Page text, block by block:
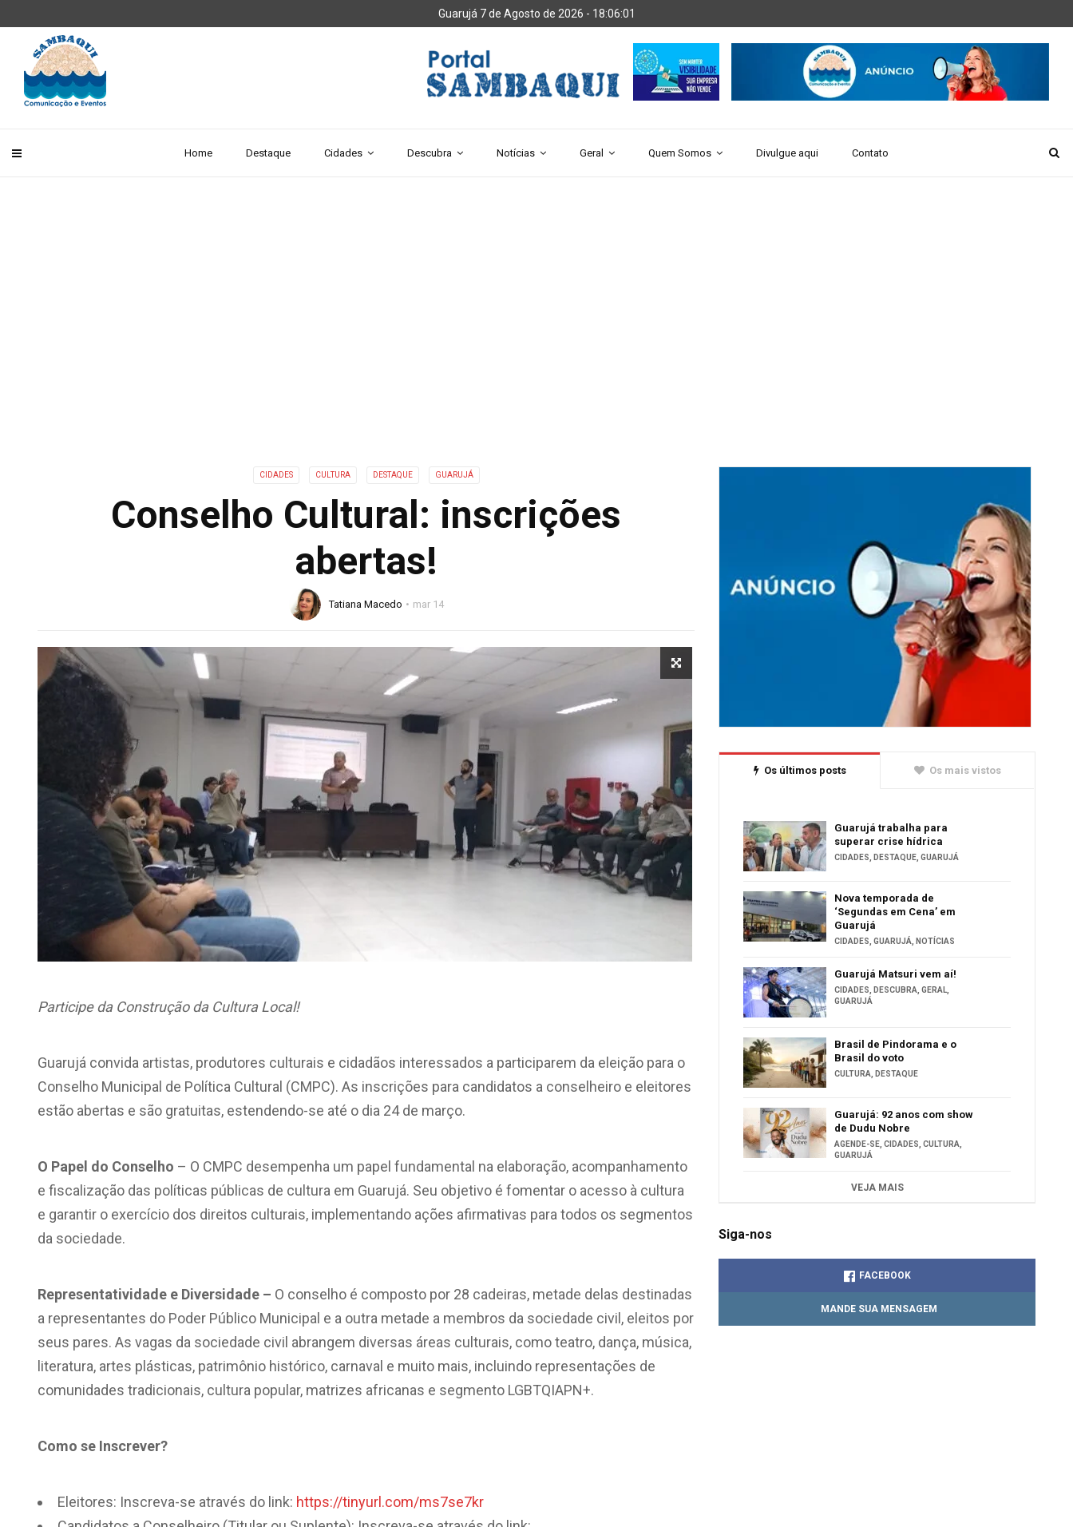
Guarujá 7 de Agosto de 2026 - 18:06:04
Home Destaque Cidades Descubra Notícias Geral Quem Somos Divulgue aqui Contato
CIDADES CULTURA DESTAQUE GUARUJÁ
Conselho Cultural: inscrições
abertas!
Tatiana Macedo mar 14
Participe da Construção da Cultura Local!
Guarujá convida artistas, produtores culturais e cidadãos interessados a participarem da eleição para o
Conselho Municipal de Política Cultural (CMPC). As inscrições para candidatos a conselheiro e eleitores
estão abertas e são gratuitas, estendendo-se até o dia 24 de março.
O Papel do Conselho – O CMPC desempenha um papel fundamental na elaboração, acompanhamento
e fiscalização das políticas públicas de cultura em Guarujá. Seu objetivo é fomentar o acesso à cultura
e garantir o exercício dos direitos culturais, implementando ações afirmativas para todos os segmentos
da sociedade.
Representatividade e Diversidade – O conselho é composto por 28 cadeiras, metade delas destinadas
a representantes do Poder Público Municipal e a outra metade a membros da sociedade civil, eleitos por
seus pares. As vagas da sociedade civil abrangem diversas áreas culturais, como teatro, dança, música,
literatura, artes plásticas, patrimônio histórico, carnaval e muito mais, incluindo representações de
comunidades tradicionais, cultura popular, matrizes africanas e segmento LGBTQIAPN+.
Como se Inscrever?
Eleitores: Inscreva-se através do link: https://tinyurl.com/ms7se7kr
Os últimos posts Os mais vistos
Guarujá trabalha para
superar crise hídrica
CIDADES, DESTAQUE,GUARUJÁ
Nova temporada de
‘Segundas em Cena’ em
Guarujá
CIDADES,GUARUJÁ, NOTÍCIAS
Guarujá Matsuri vem aí!
CIDADES, DESCUBRA,GERAL,
GUARUJÁ
Brasil de Pindorama e o
Brasil do voto
CULTURA, DESTAQUE
Guarujá: 92 anos com show
de Dudu Nobre
AGENDE-SE,CIDADES,CULTURA,
GUARUJÁ
VEJA MAIS
Siga-nos
FACEBOOK
MANDE SUA MENSAGEM